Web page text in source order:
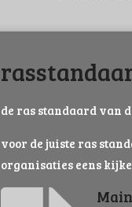
de ras standaard van
voor de juiste ras
organisaties eens